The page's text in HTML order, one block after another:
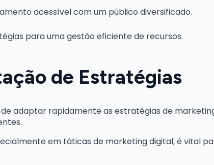
acessível com um público diversificado.
para uma gestão eficiente de recursos.
de Estratégias
adaptar rapidamente as estratégias de
em táticas de marketing digital, é vital